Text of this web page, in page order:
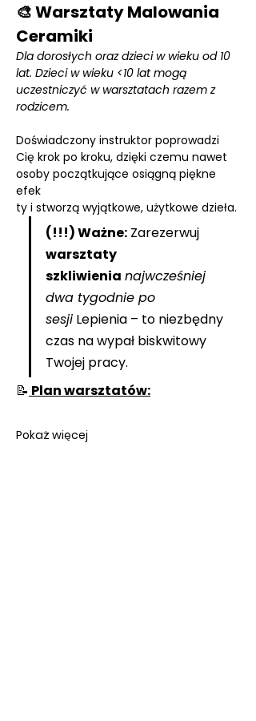
🎨 Warsztaty Malowania
Ceramiki
Dla dorosłych oraz dzieci w wieku od 10
lat. Dzieci w wieku <10 lat mogą
uczestniczyć w warsztatach razem z
rodzicem.
Doświadczony instruktor poprowadzi
Cię krok po kroku, dzięki czemu nawet
osoby początkujące osiągną piękne
efek
ty i stworzą wyjątkowe, użytkowe dzieła.
(!!!) Ważne: Zarezerwuj
warsztaty
szkliwienia najwcześniej
dwa tygodnie po
sesji Lepienia – to niezbędny
czas na wypał biskwitowy
Twojej pracy.
📝 Plan warsztatów:
Pokaż więcej